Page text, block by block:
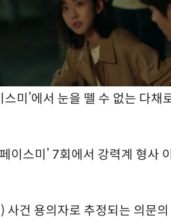
미’에서 눈을 뗄 수 없는 다채
이스미’ 7회에서 강력계 형사
건 용의자로 추정되는 의문